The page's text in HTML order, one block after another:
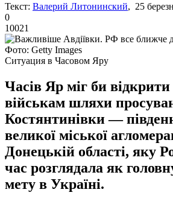
Текст: Валерий Литонинский, 25
0
10021
Фото: Getty Images
Ситуация в Часовом Яру
Часів Яр міг би
військам шляхи
Костянтинівки —
великої міської
Донецькій області, яку
час розглядала як
мету в Україні.